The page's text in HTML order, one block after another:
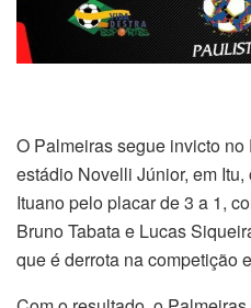
O Palmeiras segue invicto
estádio Novelli Júnior, em
Ituano pelo placar de 3 a 1,
Bruno Tabata e Lucas
que é derrota na competição